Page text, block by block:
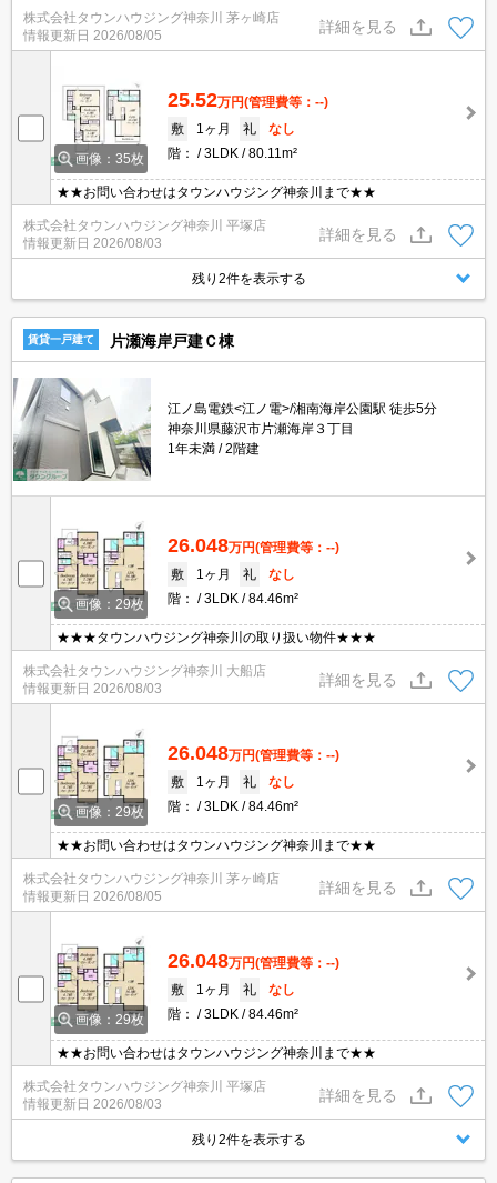
株式会社タウンハウジング神奈川 茅ヶ崎店
情報更新日 2026/08/05
詳細を見る
画像：35枚
25.52万円(管理費等：--)
敷
1ヶ月 礼
なし
階：
3LDK 80.11m²
★★お問い合わせはタウンハウジング神奈川まで★★
株式会社タウンハウジング神奈川 平塚店
情報更新日 2026/08/03
詳細を見る
残り2件を表示する
賃貸一戸建て 片瀬海岸戸建Ｃ棟
江ノ島電鉄<江ノ電>/湘南海岸公園駅 徒歩5分
神奈川県藤沢市片瀬海岸３丁目
1年未満
2階建
画像：29枚
26.048万円(管理費等：--)
敷
1ヶ月 礼
なし
階：
3LDK 84.46m²
★★★タウンハウジング神奈川の取り扱い物件★★★
株式会社タウンハウジング神奈川 大船店
情報更新日 2026/08/03
詳細を見る
画像：29枚
26.048万円(管理費等：--)
敷
1ヶ月 礼
なし
階：
3LDK 84.46m²
★★お問い合わせはタウンハウジング神奈川まで★★
株式会社タウンハウジング神奈川 茅ヶ崎店
情報更新日 2026/08/05
詳細を見る
画像：29枚
26.048万円(管理費等：--)
敷
1ヶ月 礼
なし
階：
3LDK 84.46m²
★★お問い合わせはタウンハウジング神奈川まで★★
株式会社タウンハウジング神奈川 平塚店
情報更新日 2026/08/03
詳細を見る
残り2件を表示する